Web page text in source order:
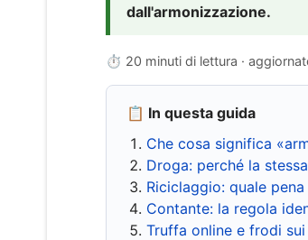
dall'armonizzazione.
⏱ 20 minuti di lettura ·
📋 In questa guida
Che cosa significa
Droga: perché la
Riciclaggio: quale
Contante: la regola
Truffa online e frodi